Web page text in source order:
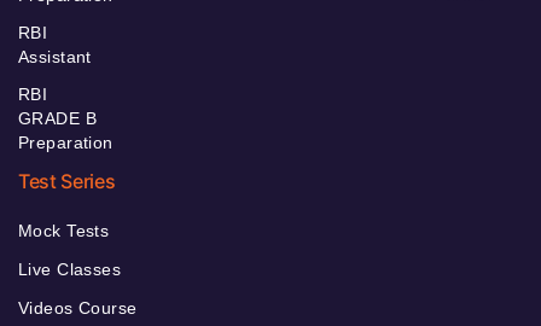
RBI
Assistant
RBI
GRADE B
Preparation
Test Series
Mock Tests
Live Classes
Videos Course